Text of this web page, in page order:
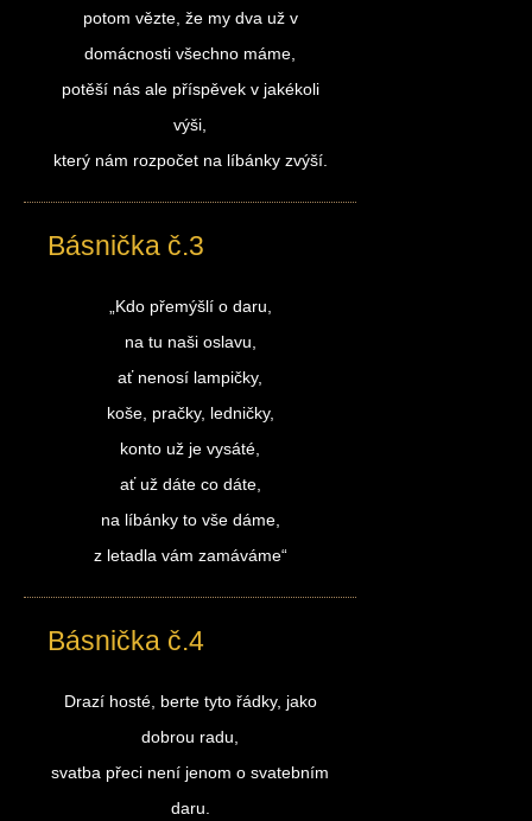
potom vězte, že my dva už v
domácnosti všechno máme,
potěší nás ale příspěvek v jakékoli
výši,
který nám rozpočet na líbánky zvýší.
Básnička č.3
„Kdo přemýšlí o daru,
na tu naši oslavu,
ať nenosí lampičky,
koše, pračky, ledničky,
konto už je vysáté,
ať už dáte co dáte,
na líbánky to vše dáme,
z letadla vám zamáváme“
Básnička č.4
Drazí hosté, berte tyto řádky, jako
dobrou radu,
svatba přeci není jenom o svatebním
daru.